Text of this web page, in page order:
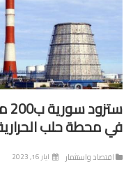
ستزود
محطة حلب الحرارية
واستثمار ايار 16, 2023